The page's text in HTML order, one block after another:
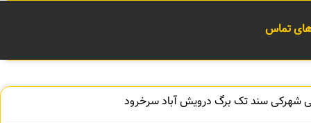
های تماس
شهرکی سند تک برگ درویش آباد سرخرود